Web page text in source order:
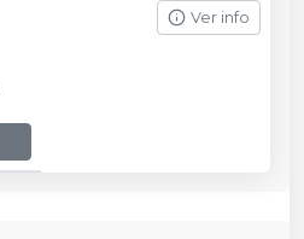
Ver info